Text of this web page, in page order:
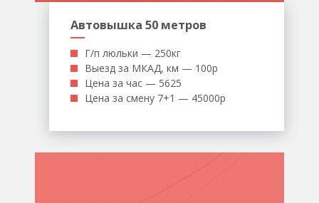
Автовышка 50 метров
Г/п люльки — 250кг
Выезд за МКАД, км — 100р
Цена за час — 5625
Цена за смену 7+1 — 45000р